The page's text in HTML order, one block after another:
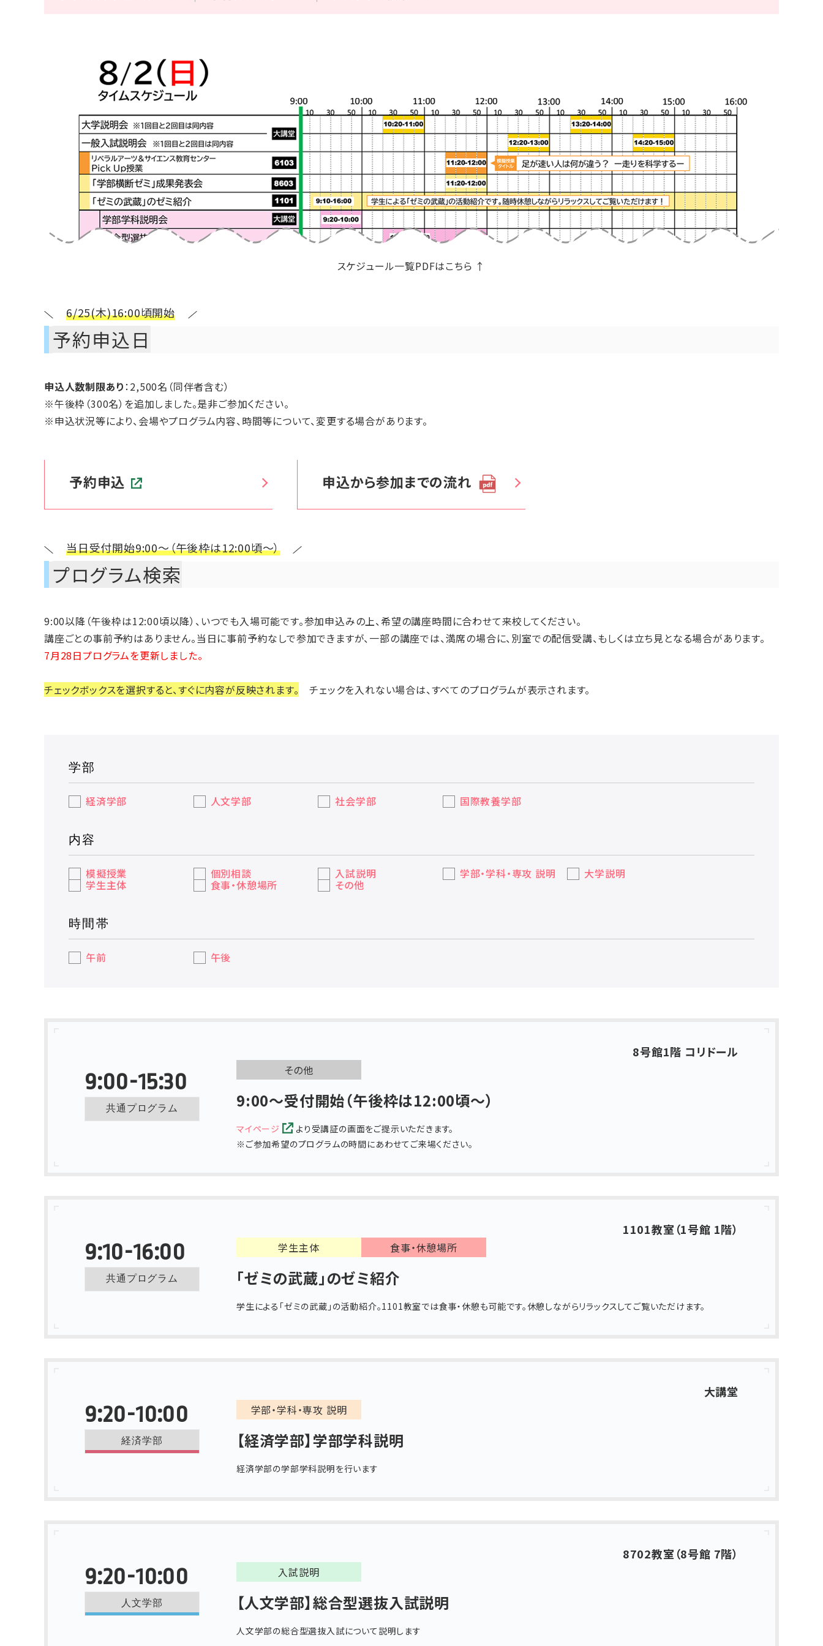
スケジュール一覧PDFはこちら ↑
6/25(木)16:00頃開始
予約申込日
申込人数制限あり：2,500名（同伴者含む）
※午後枠（300名）を追加しました。是非ご参加ください。
※申込状況等により、会場やプログラム内容、時間等について、変更する場合があります。
予約申込 申込から参加までの流れ
当日受付開始9:00～（午後枠は12:00頃～）
プログラム検索
9:00以降（午後枠は12:00頃以降）、いつでも入場可能です。参加申込みの上、希望の講座時間に合わせて来校してください。
講座ごとの事前予約はありません。当日に事前予約なしで参加できますが、一部の講座では、満席の場合に、別室での配信受講、もしくは立ち見となる場合があります。
7月28日プログラムを更新しました。
チェックボックスを選択すると、すぐに内容が反映されます。 チェックを入れない場合は、すべてのプログラムが表示されます。
学部
経済学部 人文学部 社会学部 国際教養学部
内容
模擬授業 個別相談 入試説明 学部・学科・専攻 説明 大学説明
学生主体 食事・休憩場所 その他
時間帯
午前 午後
9:00-15:30
共通プログラム
8号館1階 コリドール
その他
9:00～受付開始（午後枠は12:00頃～）
マイページ
より受講証の画面をご提示いただきます。
※ご参加希望のプログラムの時間にあわせてご来場ください。
9:10-16:00
共通プログラム
1101教室（1号館 1階）
学生主体 食事・休憩場所
「ゼミの武蔵」のゼミ紹介
学生による「ゼミの武蔵」の活動紹介。1101教室では食事・休憩も可能です。休憩しながらリラックスしてご覧いただけます。
9:20-10:00
経済学部
大講堂
学部・学科・専攻 説明
【経済学部】学部学科説明
経済学部の学部学科説明を行います
9:20-10:00
人文学部
8702教室（8号館 7階）
入試説明
【人文学部】総合型選抜入試説明
人文学部の総合型選抜入試について説明します